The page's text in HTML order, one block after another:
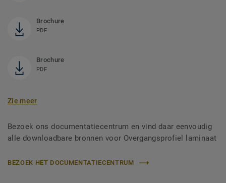
Brochure
PDF
Brochure
PDF
Zie meer
Bezoek ons documentatiecentrum en vind daar eenvoudig
alle downloadbare bronnen voor Overgangsprofiel laminaat
BEZOEK HET DOCUMENTATIECENTRUM